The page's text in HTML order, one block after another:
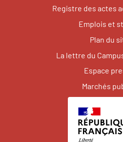
Registre des actes
Emplois et
Plan du
La lettre du
Espace
Marchés